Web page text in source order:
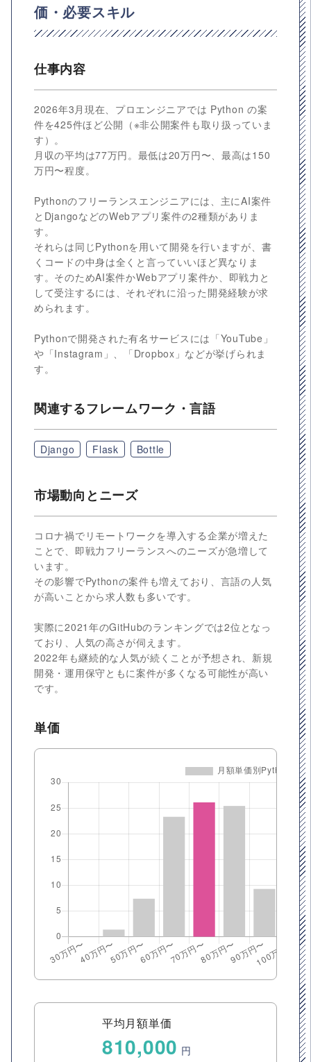
価・必要スキル
仕事内容
2026年3月現在、プロエンジニアでは Python の案
件を425件ほど公開（※非公開案件も取り扱っていま
す）。
月収の平均は77万円。最低は20万円〜、最高は150
万円〜程度。
Pythonのフリーランスエンジニアには、主にAI案件
とDjangoなどのWebアプリ案件の2種類がありま
す。
それらは同じPythonを用いて開発を行いますが、書
くコードの中身は全くと言っていいほど異なりま
す。そのためAI案件かWebアプリ案件か、即戦力と
して受注するには、それぞれに沿った開発経験が求
められます。
Pythonで開発された有名サービスには「YouTube」
や「Instagram」、「Dropbox」などが挙げられま
す。
関連するフレームワーク・言語
Django Flask Bottle
市場動向とニーズ
コロナ禍でリモートワークを導入する企業が増えた
ことで、即戦力フリーランスへのニーズが急増して
います。
その影響でPythonの案件も増えており、言語の人気
が高いことから求人数も多いです。
実際に2021年のGitHubのランキングでは2位となっ
ており、人気の高さが伺えます。
2022年も継続的な人気が続くことが予想され、新規
開発・運用保守ともに案件が多くなる可能性が高い
です。
単価
平均月額単価
810,000 円